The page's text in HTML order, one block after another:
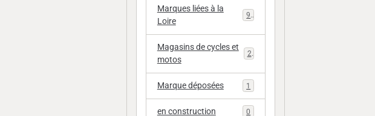
Marques liées à la
Loire
9
Magasins de cycles et
motos
2
Marque déposées 1
en construction 0